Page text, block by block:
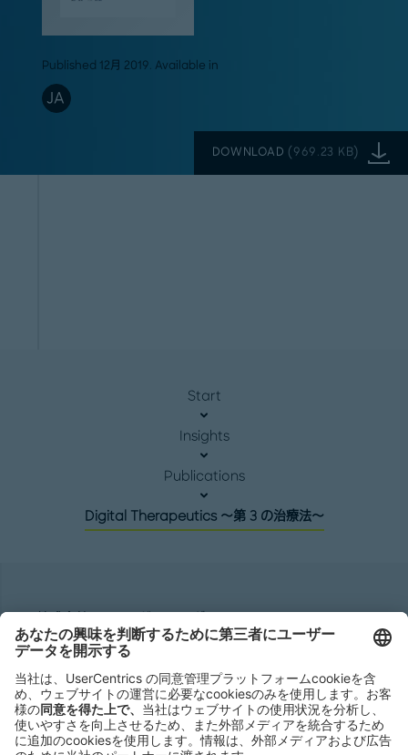
Published 12月 2019. Available in
JA
DOWNLOAD (969.23 KB)
Start
Insights
Publications
Digital Therapeutics ～第 3 の治療法～
株式会社ローランド ･ ベルガー
Roland Berger GmbH
80538 Munich
Germany
Phone:
+49 89 9230-0